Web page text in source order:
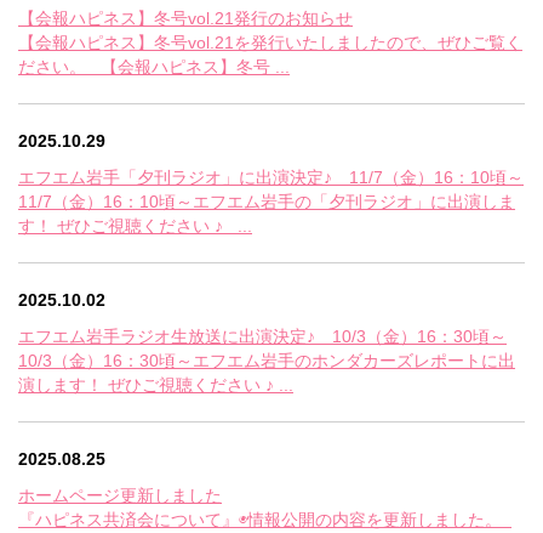
【会報ハピネス】冬号vol.21発行のお知らせ
【会報ハピネス】冬号vol.21を発行いたしましたので、ぜひご覧く
ださい。 【会報ハピネス】冬号 ...
2025.10.29
エフエム岩手「夕刊ラジオ」に出演決定♪ 11/7（金）16：10頃～
11/7（金）16：10頃～エフエム岩手の「夕刊ラジオ」に出演しま
す！ ぜひご視聴ください ♪ ...
2025.10.02
エフエム岩手ラジオ生放送に出演決定♪ 10/3（金）16：30頃～
10/3（金）16：30頃～エフエム岩手のホンダカーズレポートに出
演します！ ぜひご視聴ください ♪ ...
2025.08.25
ホームページ更新しました
『ハピネス共済会について』◉情報公開の内容を更新しました。